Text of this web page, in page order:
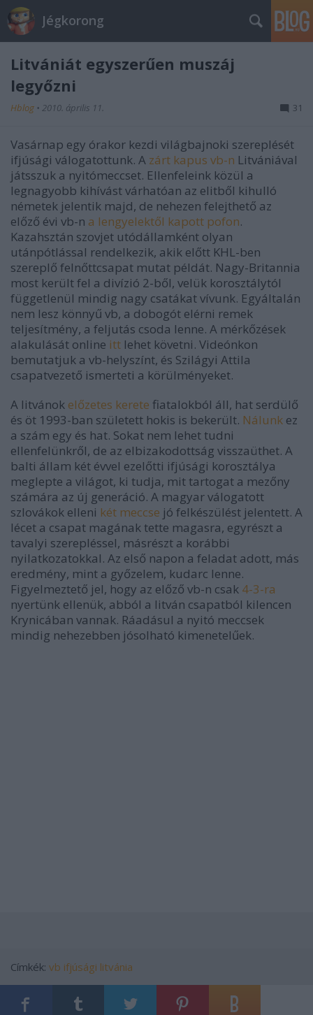
Jégkorong
Litvániát egyszerűen muszáj
legyőzni
Hblog • 2010. április 11. 31
Vasárnap egy órakor kezdi világbajnoki szereplését
ifjúsági válogatottunk. A zárt kapus vb-n Litvániával
játsszuk a nyitómeccset. Ellenfeleink közül a
legnagyobb kihívást várhatóan az elitből kihulló
németek jelentik majd, de nehezen felejthető az
előző évi vb-n a lengyelektől kapott pofon.
Kazahsztán szovjet utódállamként olyan
utánpótlással rendelkezik, akik előtt KHL-ben
szereplő felnőttcsapat mutat példát. Nagy-Britannia
most került fel a divízió 2-ből, velük korosztálytól
függetlenül mindig nagy csatákat vívunk. Egyáltalán
nem lesz könnyű vb, a dobogót elérni remek
teljesítmény, a feljutás csoda lenne. A mérkőzések
alakulását online itt lehet követni. Videónkon
bemutatjuk a vb-helyszínt, és Szilágyi Attila
csapatvezető ismerteti a körülményeket.
A litvánok előzetes kerete fiatalokból áll, hat serdülő
és öt 1993-ban született hokis is bekerült. Nálunk ez
a szám egy és hat. Sokat nem lehet tudni
ellenfelünkről, de az elbizakodottság visszaüthet. A
balti állam két évvel ezelőtti ifjúsági korosztálya
meglepte a világot, ki tudja, mit tartogat a mezőny
számára az új generáció. A magyar válogatott
szlovákok elleni két meccse jó felkészülést jelentett. A
lécet a csapat magának tette magasra, egyrészt a
tavalyi szerepléssel, másrészt a korábbi
nyilatkozatokkal. Az első napon a feladat adott, más
eredmény, mint a győzelem, kudarc lenne.
Figyelmeztető jel, hogy az előző vb-n csak 4-3-ra
nyertünk ellenük, abból a litván csapatból kilencen
Krynicában vannak. Ráadásul a nyitó meccsek
mindig nehezebben jósolható kimenetelűek.
Címkék: vb ifjúsági litvánia